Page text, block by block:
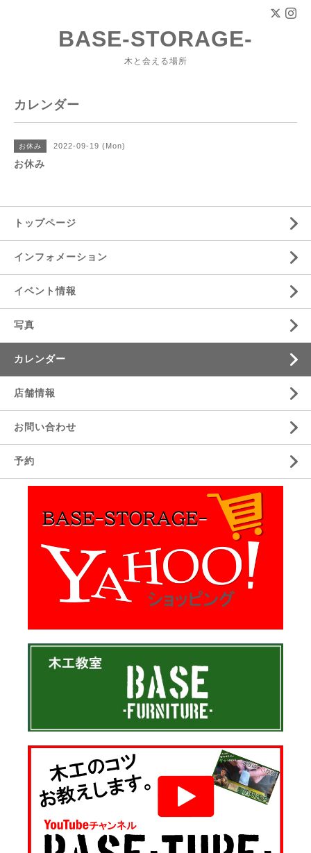
BASE-STORAGE-
木と会える場所
カレンダー
お休み 2022-09-19 (Mon)
お休み
トップページ
インフォメーション
イベント情報
写真
カレンダー
店舗情報
お問い合わせ
予約